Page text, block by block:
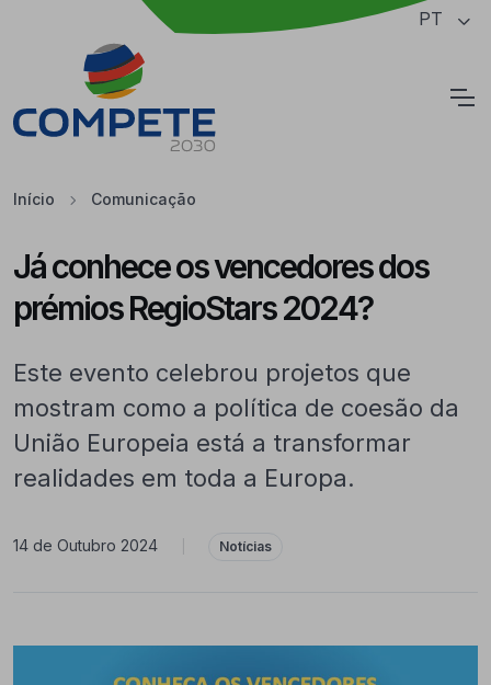
Saltar para o conteúdo principal da página PT
Início Comunicação
Já conhece os vencedores dos
prémios RegioStars 2024?
Este evento celebrou projetos que
mostram como a política de coesão da
União Europeia está a transformar
realidades em toda a Europa.
14 de Outubro 2024 Notícias